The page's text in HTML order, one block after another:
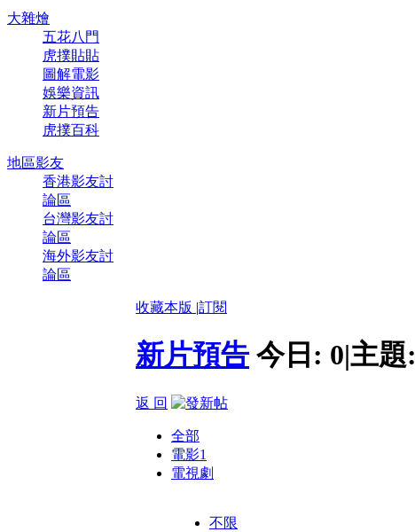
大雜燴
五花八門
虎撲貼貼
圖解電影
娛樂資訊
新片預告
虎撲百科
地區影友
香港影友討
論區
台灣影友討
論區
海外影友討
論區
收藏本版 |訂閱
新片預告 今日: 0|主題:
返 回
全部
電影1
電視劇
不限